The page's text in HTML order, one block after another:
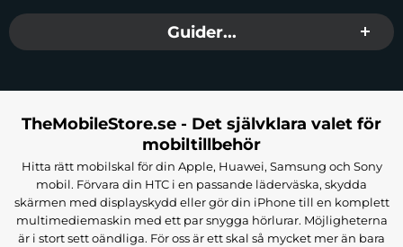
Guider...
TheMobileStore.se - Det självklara valet för
mobiltillbehör
Hitta rätt mobilskal för din Apple, Huawei, Samsung och Sony
mobil. Förvara din HTC i en passande läderväska, skydda
skärmen med displayskydd eller gör din iPhone till en komplett
multimediemaskin med ett par snygga hörlurar. Möjligheterna
är i stort sett oändliga. För oss är ett skal så mycket mer än bara